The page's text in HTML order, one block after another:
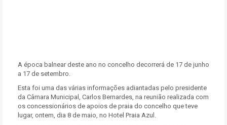
A época balnear deste ano no concelho decorrerá de 17 de junho
a 17 de setembro.
Esta foi uma das várias informações adiantadas pelo presidente
da Câmara Municipal, Carlos Bernardes, na reunião realizada com
os concessionários de apoios de praia do concelho que teve
lugar, ontem, dia 8 de maio, no Hotel Praia Azul.